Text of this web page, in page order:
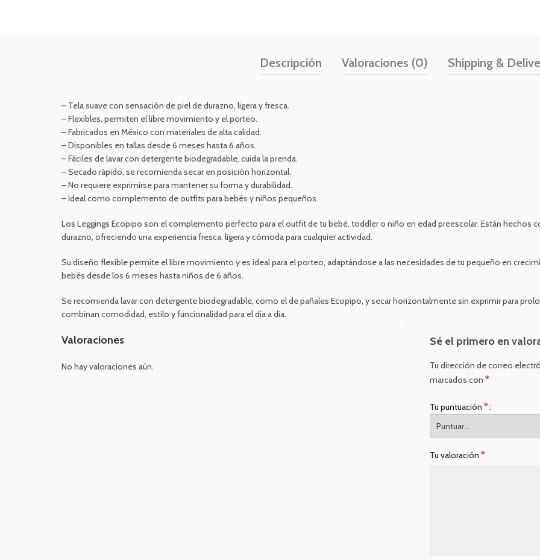
Descripción Valoraciones (0) Shipping &
– Tela suave con sensación de piel de durazno, ligera y fresca.
– Flexibles, permiten el libre movimiento y el porteo.
– Fabricados en México con materiales de alta calidad.
– Disponibles en tallas desde 6 meses hasta 6 años.
– Fáciles de lavar con detergente biodegradable, cuida la prenda.
– Secado rápido, se recomienda secar en posición horizontal.
– No requiere exprimirse para mantener su forma y durabilidad.
– Ideal como complemento de outfits para bebés y niños pequeños.
Los Leggings Ecopipo son el complemento perfecto para el outfit de tu bebé, toddler o niño en edad preescolar. Están hechos
durazno, ofreciendo una experiencia fresca, ligera y cómoda para cualquier actividad.
Su diseño flexible permite el libre movimiento y es ideal para el porteo, adaptándose a las necesidades de tu pequeño en
bebés desde los 6 meses hasta niños de 6 años.
Se recomienda lavar con detergente biodegradable, como el de pañales Ecopipo, y secar horizontalmente sin exprimir para
combinan comodidad, estilo y funcionalidad para el día a día.
Valoraciones
No hay valoraciones aún.
Sé el primero en
Tu dirección de correo
marcados con *
Tu puntuación *
Tu valoración *